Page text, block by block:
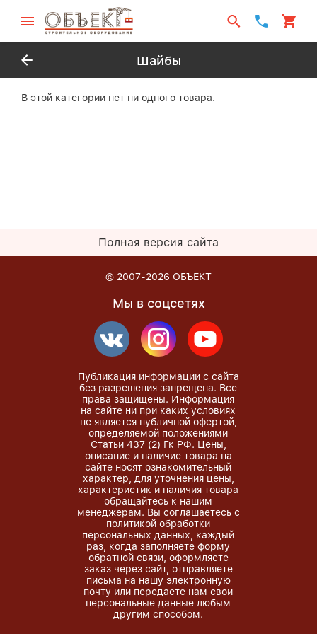
Шайбы
В этой категории нет ни одного товара.
Полная версия сайта
© 2007-2026 ОБЪЕКТ
Мы в соцсетях
Публикация информации с сайта
без разрешения запрещена. Все
права защищены. Информация
на сайте ни при каких условиях
не является публичной офертой,
определяемой положениями
Статьи 437 (2) Гк РФ. Цены,
описание и наличие товара на
сайте носят ознакомительный
характер, для уточнения цены,
характеристик и наличия товара
обращайтесь к нашим
менеджерам. Вы соглашаетесь с
политикой обработки
персональных данных, каждый
раз, когда заполняете форму
обратной связи, оформляете
заказ через сайт, отправляете
письма на нашу электронную
почту или передаете нам свои
персональные данные любым
другим способом.